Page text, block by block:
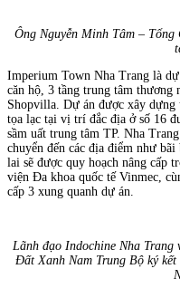
Ông Nguyễn Minh Tâm –
Imperium Town Nha Trang là
căn hộ, 3 tầng trung tâm thương
Shopvilla. Dự án được xây dựng
tọa lạc tại vị trí đắc địa ở số 16
sầm uất trung tâm TP. Nha
chuyển đến các địa điểm như
lai sẽ được quy hoạch nâng cấp
viện Đa khoa quốc tế Vinmec,
cấp 3 xung quanh dự án.
Lãnh đạo Indochine Nha Trang
Đất Xanh Nam Trung Bộ ký